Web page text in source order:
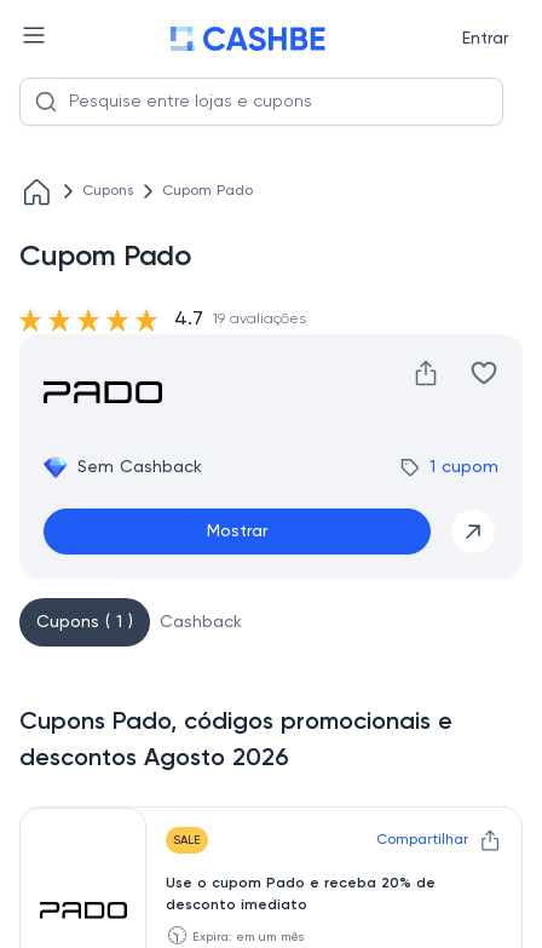
Entrar
Cupons Cupom Pado
Cupom Pado
Sem Cashback 1 cupom
Mostrar
4.7 19 avaliações
Cupons ( 1 ) Cashback
Cupons Pado, códigos promocionais e
descontos Agosto 2026
SALE Compartilhar
Use o cupom Pado e receba 20% de
desconto imediato
🕥 Expira: em um mês